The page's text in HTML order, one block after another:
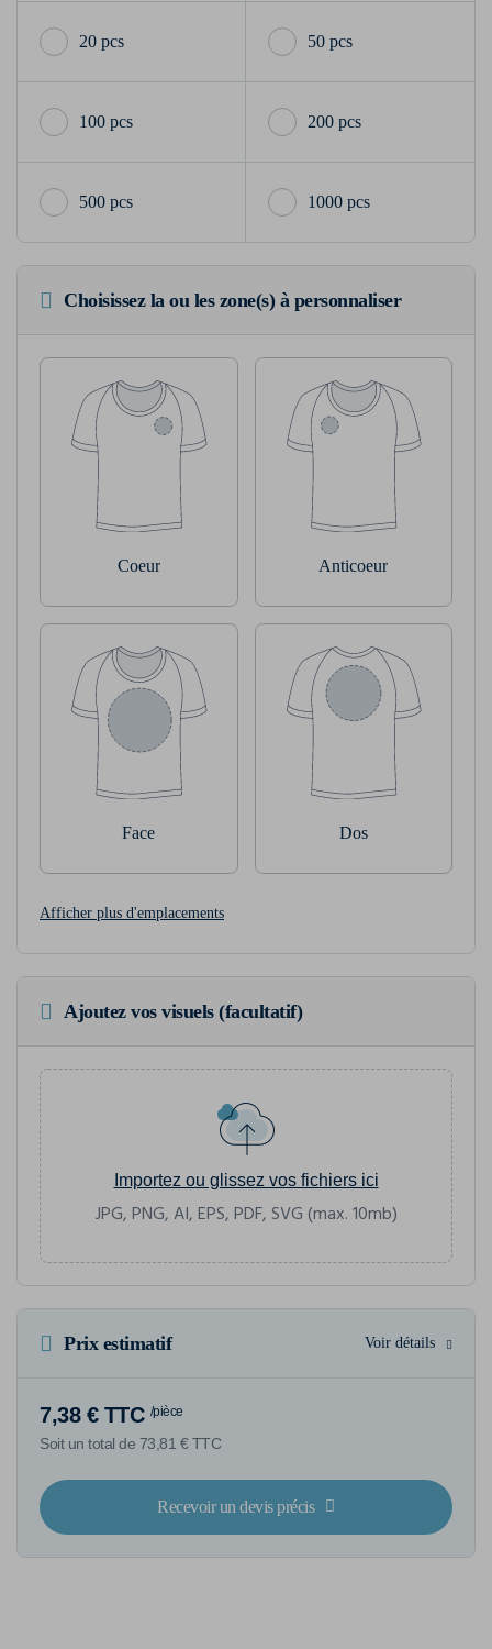
20 pcs 50 pcs
100 pcs 200 pcs
500 pcs 1000 pcs
Choisissez la ou les zone(s) à personnaliser
Coeur Anticoeur
Face Dos
Afficher plus d'emplacements
Ajoutez vos visuels (facultatif)
Importez ou glissez vos fichiers ici
JPG, PNG, AI, EPS, PDF, SVG (max. 10mb)
Prix estimatif Voir détails
7,38 € TTC /pièce
Soit un total de 73,81 € TTC
Recevoir un devis précis